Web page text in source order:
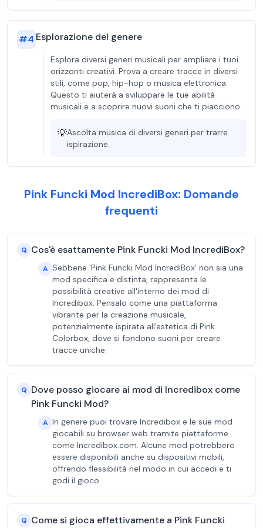
#4 Esplorazione del genere
Esplora diversi generi musicali per ampliare i tuoi
orizzonti creativi. Prova a creare tracce in diversi
stili, come pop, hip-hop o musica elettronica.
Questo ti aiuterà a sviluppare le tue abilità
musicali e a scoprire nuovi suoni che ti piacciono.
💡Ascolta musica di diversi generi per trarre
ispirazione.
Pink Funcki Mod IncrediBox: Domande
frequenti
Q Cos'è esattamente Pink Funcki Mod IncrediBox?
A Sebbene 'Pink Funcki Mod IncrediBox' non sia una
mod specifica e distinta, rappresenta le
possibilità creative all'interno dei mod di
Incredibox. Pensalo come una piattaforma
vibrante per la creazione musicale,
potenzialmente ispirata all'estetica di Pink
Colorbox, dove si fondono suoni per creare
tracce uniche.
Q Dove posso giocare ai mod di Incredibox come
Pink Funcki Mod?
A In genere puoi trovare Incredibox e le sue mod
giocabili su browser web tramite piattaforme
come Incredibox.com. Alcune mod potrebbero
essere disponibili anche su dispositivi mobili,
offrendo flessibilità nel modo in cui accedi e ti
godi il gioco.
Q Come si gioca effettivamente a Pink Funcki